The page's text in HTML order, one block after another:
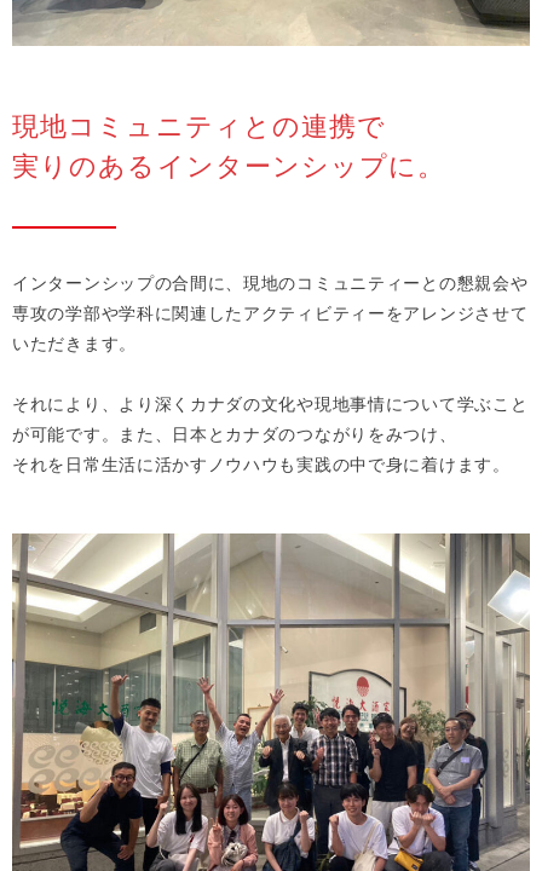
現地コミュニティとの連携で
実りのあるインターンシップに。
インターンシップの合間に、現地のコミュニティーとの懇親会や
専攻の学部や学科に関連したアクティビティーをアレンジさせて
いただきます。
それにより、より深くカナダの文化や現地事情について学ぶこと
が可能です。また、日本とカナダのつながりをみつけ、
それを日常生活に活かすノウハウも実践の中で身に着けます。